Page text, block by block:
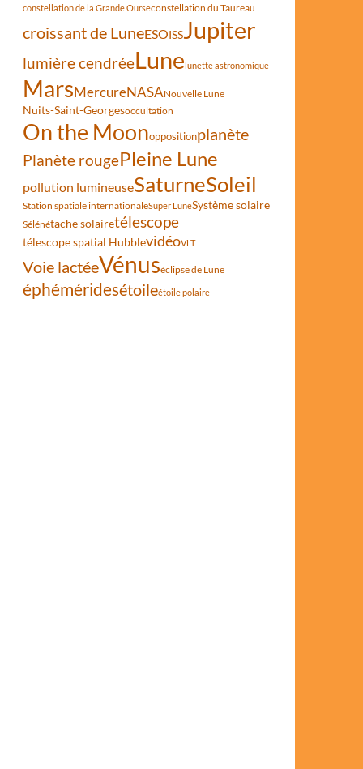
constellation de la Grande Ourseconstellation du Taureau
croissant de LuneESOISSJupiter
lumière cendréeLunelunette astronomique
MarsMercureNASANouvelle Lune
Nuits-Saint-Georgesoccultation
On the Moonoppositionplanète
Planète rougePleine Lune
pollution lumineuseSaturneSoleil
Station spatiale internationaleSuper LuneSystème solaire
Sélénétache solairetélescope
télescope spatial HubblevidéoVLT
Voie lactéeVénuséclipse de Lune
éphéméridesétoileétoile polaire